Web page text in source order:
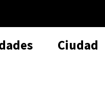
Ciudad